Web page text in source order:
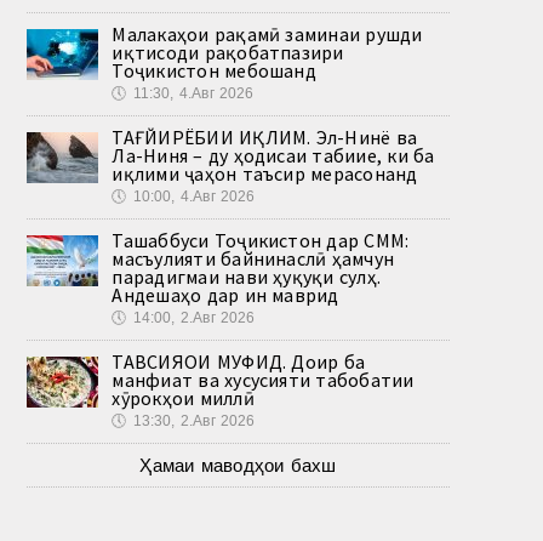
Малакаҳои рақамӣ заминаи рушди
иқтисоди рақобатпазири
Тоҷикистон мебошанд
🕔 11:30, 4.Авг 2026
ТАҒЙИРЁБИИ ИҚЛИМ. Эл-Нинё ва
Ла-Ниня – ду ҳодисаи табиие, ки ба
иқлими ҷаҳон таъсир мерасонанд
🕔 10:00, 4.Авг 2026
Ташаббуси Тоҷикистон дар СММ:
масъулияти байнинаслӣ ҳамчун
парадигмаи нави ҳуқуқи сулҳ.
Андешаҳо дар ин маврид
🕔 14:00, 2.Авг 2026
ТАВСИЯҲОИ МУФИД. Доир ба
манфиат ва хусусияти табобатии
хӯрокҳои миллӣ
🕔 13:30, 2.Авг 2026
Ҳамаи маводҳои бахш